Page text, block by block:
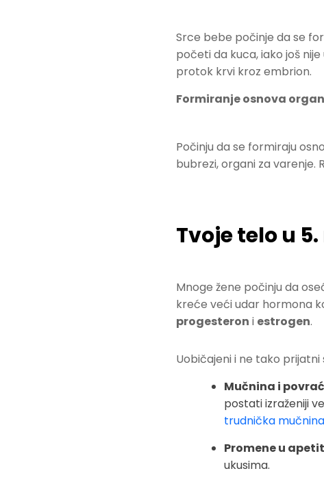
Srce bebe počinje da se
početi da kuca, iako još
protok krvi kroz embrion.
Formiranje osnova
Počinju da se formiraju
bubrezi, organi za varenje.
Tvoje telo u
Mnoge žene počinju da
kreće veći udar hormona
progesteron i estrogen.
Uobičajeni i ne tako
Mučnina i
postati izraženiji
trudnička mučnina
Promene u
ukusima.